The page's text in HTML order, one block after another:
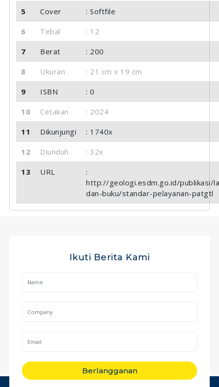
5 Cover : Softfile
6 Tebal : 12
7 Berat : 200
8 Ukuran : 21 cm x 19 cm
9 ISBN : 0
10 Cetakan : 2024
11 Dikunjungi : 1740x
12 Diunduh : 32x
13 URL
:
http://geologi.esdm.go.id/publikasi/
dan-buku/standar-pelayanan-patgtl
Ikuti Berita Kami
Berlangganan